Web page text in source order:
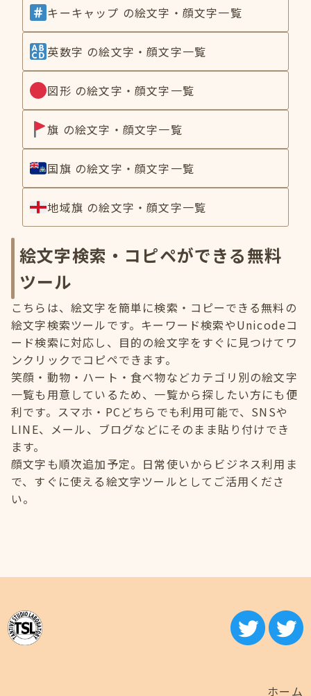
キーキャップ の絵文字・顔文字一覧
英数字 の絵文字・顔文字一覧
図形 の絵文字・顔文字一覧
旗 の絵文字・顔文字一覧
国旗 の絵文字・顔文字一覧
地域旗 の絵文字・顔文字一覧
絵文字検索・コピペができる無料
ツール
こちらは、絵文字を簡単に検索・コピーできる無料の
絵文字検索ツールです。キーワード検索やUnicodeコ
ード検索に対応し、目的の絵文字をすぐに見つけてワ
ンクリックでコピペできます。
笑顔・動物・ハート・食べ物などカテゴリ別の絵文字
一覧も用意しているため、一覧から探したい方にも便
利です。スマホ・PCどちらでも利用可能で、SNSや
LINE、メール、ブログなどにそのまま貼り付けでき
ます。
顔文字も順次追加予定。日常使いからビジネス利用ま
で、すぐに使える絵文字ツールとしてご活用くださ
い。
ホーム